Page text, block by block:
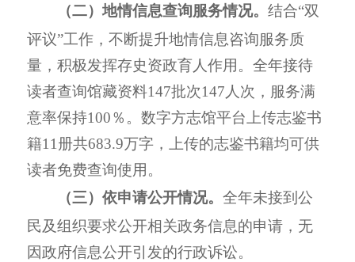
（二）地情信息查询服务情况。结合“双
评议”工作，不断提升地情信息咨询服务质
量，积极发挥存史资政育人作用。全年接待
读者查询馆藏资料147批次147 人次，服务满
意率保持100％ 。数字方志馆平台上传志鉴书
籍11 册共683.9万字，
上传的志鉴书籍均可供
读者免费查询使用。
（三）依申请公开情况。全年未接到公
民及组织要求公开相关政务信息的申请，无
因政府信息公开引发的行政诉讼。